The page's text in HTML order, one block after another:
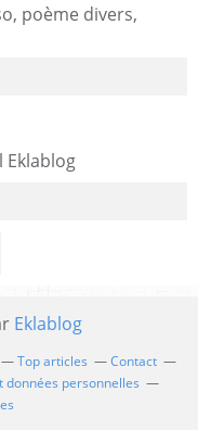
poème divers,
Eklablog
Top articles
Contact
données personnelles